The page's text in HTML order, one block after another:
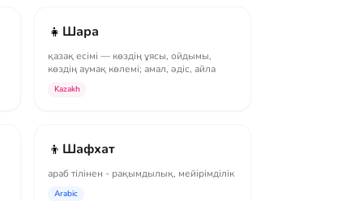
👧 Шара
қазақ есімі — көздің ұясы, ойдымы,
көздің аумақ көлемі; амал, әдіс, айла
Kazakh
👦 Шафхат
араб тілінен - рақымдылық, мейірімділік
Arabic